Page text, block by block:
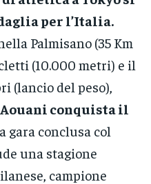
per l’Italia.
Palmisano (35 Km
(10.000 metri) e il
(lancio del peso),
conquista il
gara conclusa col
una stagione
campione